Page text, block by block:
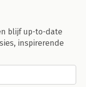
blijf up-to-date
inspirerende